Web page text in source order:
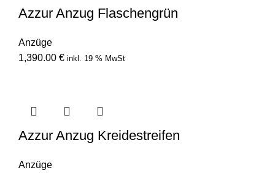
Azzur Anzug Flaschengrün
Anzüge
1,390.00 € inkl. 19 % MwSt
Azzur Anzug Kreidestreifen
Anzüge